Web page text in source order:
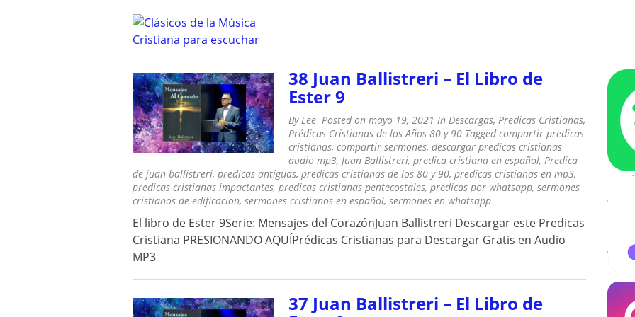
CLÁSICOS DE LA MÚSICA CRISTIANA – OLDIES
Clásicos de la Música Cristiana para escuchar
38 Juan Ballistreri – El Libro de
Ester 9
ByLee Posted on mayo 19, 2021 In Descargas, Predicas Cristianas,
Prédicas Cristianas de los Años 80 y 90 Taggedcompartir predicas
cristianas, compartir sermones, descargar predicas cristianas
audio mp3, Juan Ballistreri, predica cristiana en español, Predica
de juan ballistreri, predicas antiguas, predicas cristianas de los 80 y 90, predicas cristianas en mp3,
predicas cristianas impactantes, predicas cristianas pentecostales, predicas por whatsapp, sermones
cristianos de edificacion, sermones cristianos en español, sermones en whatsapp
El libro de Ester 9Serie: Mensajes del CorazónJuan Ballistreri Descargar este Predicas
Cristiana PRESIONANDO AQUÍPrédicas Cristianas para Descargar Gratis en Audio
MP3
37 Juan Ballistreri – El Libro de